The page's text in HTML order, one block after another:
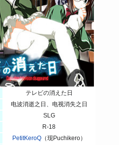
テレビの消えた日
电波消逝之日、电视消失之日
SLG
R-18
PetitKeroQ（现Puchikero）